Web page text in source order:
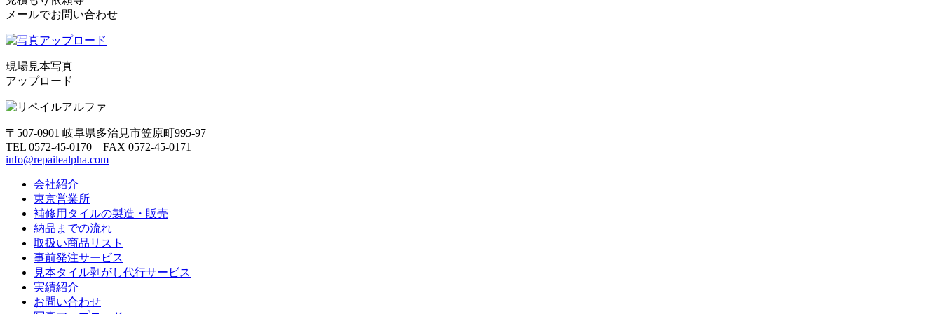
メールでお問い合わせ
現場見本写真
アップロード
〒507-0901 岐阜県多治見市笠原町995-97
TEL 0572-45-0170 FAX 0572-45-0171
info@repailealpha.com
会社紹介
東京営業所
補修用タイルの製造・販売
納品までの流れ
取扱い商品リスト
事前発注サービス
見本タイル剥がし代行サービス
実績紹介
お問い合わせ